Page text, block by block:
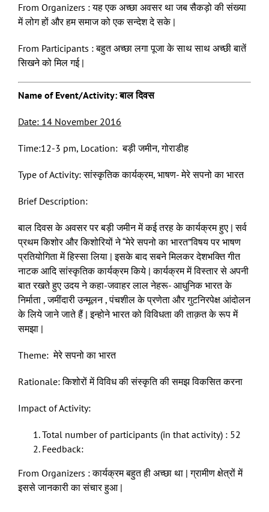
From Organizers : यह एक अच्छा अवसर था जब सैकड़ो की संख्या
में लोग हों और हम समाज को एक सन्देश दे सके |
From Participants : बहुत अच्छा लगा पूजा के साथ साथ अच्छी बातें
सिखने को मिल गई |
Name of Event/Activity: बाल दिवस
Date: 14 November 2016
Time:12-3 pm, Location: बड़ी जमीन, गोराडीह
Type of Activity: सांस्कृतिक कार्यक्रम, भाषण- मेरे सपनो का भारत
Brief Description:
बाल दिवस के अवसर पर बड़ी जमीन में कई तरह के कार्यक्रम हुए | सर्व
प्रथम किशोर और किशोरियों ने “मेरे सपनो का भारत”विषय पर भाषण
प्रतियोगिता में हिस्सा लिया | इसके बाद सबने मिलकर देशभक्ति गीत
नाटक आदि सांस्कृतिक कार्यक्रम किये | कार्यक्रम में विस्तार से अपनी
बात रखते हुए उदय ने कहा-जवाहर लाल नेहरू- आधुनिक भारत के
निर्माता , जमींदारी उन्मूलन , पंचशील के प्रणेता और गुटनिरपेक्ष आंदोलन
के लिये जाने जाते हैं | इन्होने भारत को विविधता की ताक़त के रूप में
समझा |
Theme: मेरे सपनो का भारत
Rationale: किशोरों में विविध की संस्कृति की समझ विकसित करना
Impact of Activity:
Total number of participants (in that activity) : 52
Feedback:
From Organizers : कार्यक्रम बहुत ही अच्छा था | ग्रामीण क्षेत्रों में
इससे जानकारी का संचार हुआ |
Centre for Study of Society and Secularism 603, New Silver Star, Prabhat
Colony Road, Santacruz (East), Mumbai - 400055 Phone No. 022 2613 5098
Email Id: csss.mumbai@gmail.com